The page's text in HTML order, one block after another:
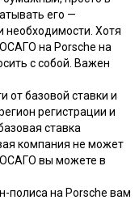
его —
необходимости. Хотя
на Porsche на
с собой. Важен
от базовой ставки и
регистрации и
ставка
компания не может
ОСАГО вы можете в
полиса на Porsche вам